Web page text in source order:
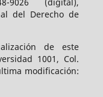
9026 (digital),
del Derecho de
de este
1001, Col.
modificación: